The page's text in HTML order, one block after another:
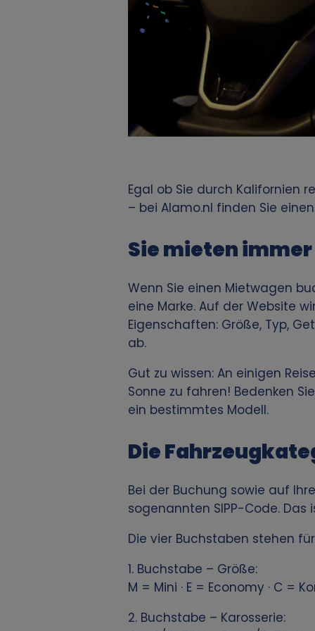
Egal ob Sie durch Kalifornien
– bei Alamo.nl finden Sie
Sie mieten
Wenn Sie einen Mietwagen
eine Marke. Auf der Website
Eigenschaften: Größe, Typ,
ab.
Gut zu wissen: An einigen
Sonne zu fahren! Bedenken
ein bestimmtes Modell.
Die
Bei der Buchung sowie auf
sogenannten SIPP-Code.
Die vier Buchstaben stehen
1. Buchstabe – Größe:
M = Mini · E = Economy · C =
2. Buchstabe – Karosserie: